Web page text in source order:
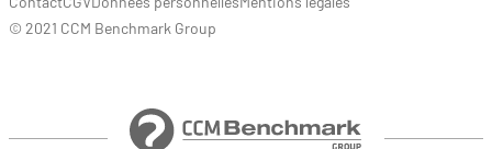
© 2021 CCM Benchmark Group